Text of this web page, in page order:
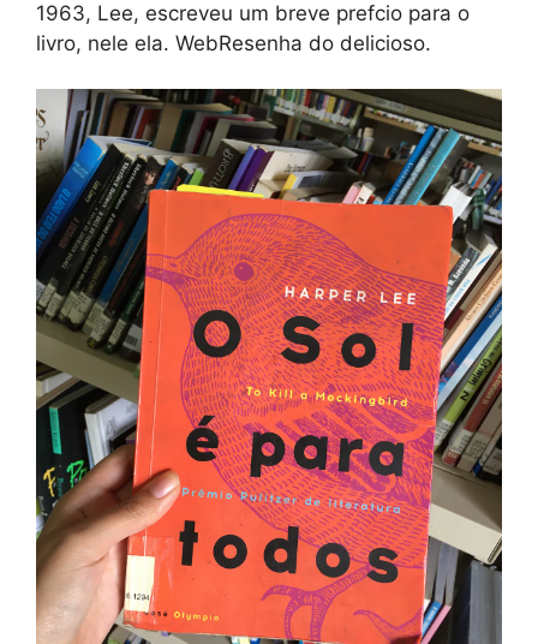
1963, Lee, escreveu um breve prefcio para o
livro, nele ela. WebResenha do delicioso.